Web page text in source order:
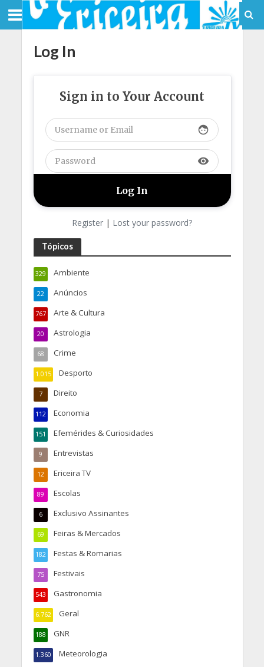
Log In
Sign in to Your Account
face
visibility
Register | Lost your password?
Tópicos
Ambiente
329
Anúncios
22
Arte & Cultura
767
Astrologia
20
Crime
68
Desporto
1.015
Direito
7
Economia
112
Efemérides & Curiosidades
151
Entrevistas
9
Ericeira TV
12
Escolas
89
Exclusivo Assinantes
6
Feiras & Mercados
69
Festas & Romarias
182
Festivais
75
Gastronomia
543
Geral
6.762
GNR
188
Meteorologia
1.360